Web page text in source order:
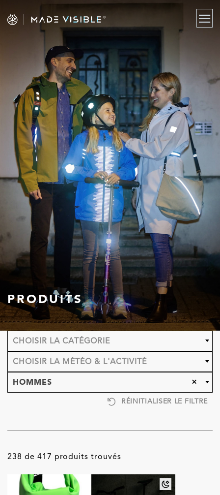
PRODUITS
CHOISIR LA CATÉGORIE
CHOISIR LA MÉTÉO & L'ACTIVITÉ
×
HOMMES
RÉINITIALISER LE FILTRE
238 de 417 produits trouvés